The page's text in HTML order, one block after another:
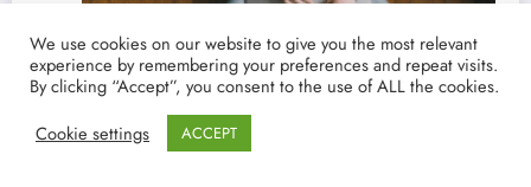
We use cookies on our website to give you the most relevant
experience by remembering your preferences and repeat visits.
By clicking “Accept”, you consent to the use of ALL the cookies.
Cookie settings
ACCEPT